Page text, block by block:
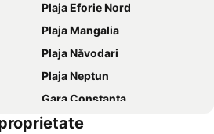
Plaja Eforie Nord
Plaja Mangalia
Plaja Năvodari
Plaja Neptun
Gara Constanța
Portul Tomis